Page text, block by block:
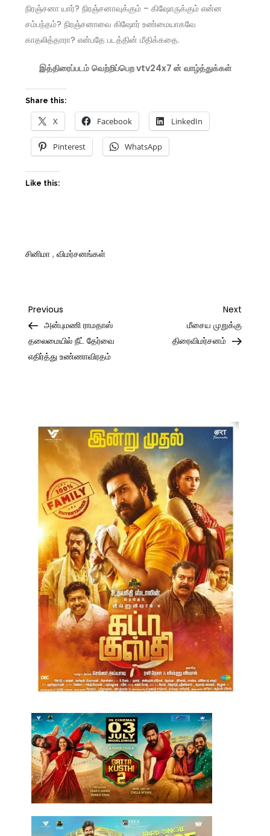
நிரஞ்சனா யார்? நிரஞ்சனாவுக்கும் – கிஷோருக்கும் என்ன
சம்பந்தம்? நிரஞ்சனாவை கிஷோர் உண்மையாகவே
காதலித்தாரா? என்பதே படத்தின் மீதிக்கதை.
இத்திரைப்படம் வெற்றிப்பெறvtv24x7 ன் வாழ்த்துக்கள்
Share this:
X Facebook LinkedIn
Pinterest WhatsApp
Like this:
சினிமா ,விமர்சனங்கள்
Post
navigation
Previous
Post
Previous
அன்புமணி ராமதாஸ்
தலைமையில் நீட் தேர்வை
எதிர்த்து உண்ணாவிரதம்
Next
Post
Next
மீசைய முறுக்கு
திரைவிமர்சனம்